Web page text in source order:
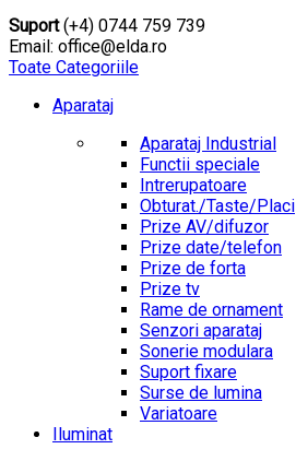
Suport(+4) 0744 759 739
Email: office@elda.ro
Toate Categoriile
Aparataj
Aparataj Industrial
Functii speciale
Intrerupatoare
Obturat./Taste/Placi
Prize AV/difuzor
Prize date/telefon
Prize de forta
Prize tv
Rame de ornament
Senzori aparataj
Sonerie modulara
Suport fixare
Surse de lumina
Variatoare
Iluminat